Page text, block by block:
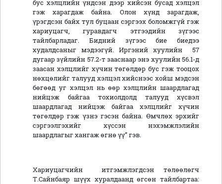
бус хэлцлийн үндсэн дээр хийсэн бусад хэлцэл
гэж харагдаж байна. Олон хүнд зарагдаж,
үрэгдсэн байх тул буцаан сэргээх боломжгүй гэж
хариуцагч, гуравдагч этгээдийн зүгээс
тайлбарладаг. Бидний зүгээс бие биедээ
худалдсаныг мэдээгүй. Иргэний хуулийн 57
дугаар зүйлийн 57.2-т зааснаар энэ хуулийн 56.1-д
заасан хэлцлийг хүчин төгөлдөр бус гэж тооцох
нөхцөлийг талууд хэлцэл хийснээс хойш мэдсэн
бөгөөд уг хэлцэл нь өөр хэлцлийн шаардлагад
нийцэж байгаа тохиолдолд талууд хүсвэл
шаардлагад нийцэж байгаа хэлцлийг хүчин
төгөлдөр гэж үзнэ гэсэн байна. Өмчлөх эрхийг
сэргээлгэхийг хүссэн нэхэмжлэлийн
шаардлагыг хангаж өгнө үү” гэв.
Хариуцагчийн итгэмжлэгдсэн төлөөлөгч
Т.Сайнбаяр шүүх хуралдаанд өгсөн тайлбартаа: